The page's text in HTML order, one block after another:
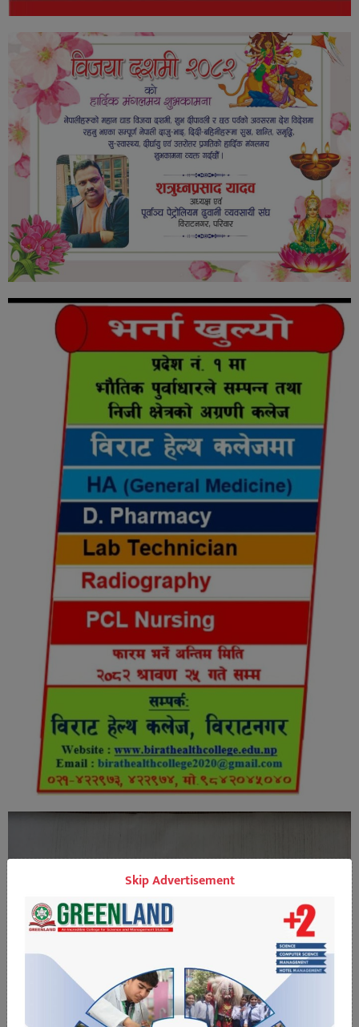
Skip Advertisement